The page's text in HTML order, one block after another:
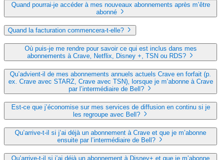
Quand pourrai-je accéder à mes nouveaux abonnements après m’être
abonné
Quand la facturation commencera-t-elle?
Où puis-je me rendre pour savoir ce qui est inclus dans mes
abonnements à Crave, Netflix, Disney +, TSN ou RDS?
Qu’advient-il de mes abonnements annuels actuels Crave en forfait (p.
ex. Crave avec STARZ, Crave avec TSN), lorsque je m’abonne à Crave
par l’intermédiaire de Bell?
Est-ce que j’économise sur mes services de diffusion en continu si je
les regroupe avec Bell?
Qu’arrive-t-il si j’ai déjà un abonnement à Crave et que je m’abonne
ensuite par l’intermédiaire de Bell?
Qu’arrive-t-il si j’ai déjà un abonnement à Disney+ et que je m’abonne